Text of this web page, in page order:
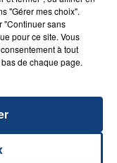
"Gérer mes choix".
"Continuer sans
pour ce site. Vous
à tout
de chaque page.